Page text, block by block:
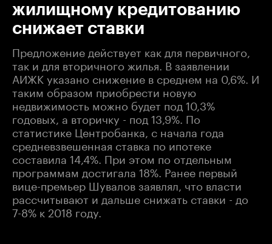
жилищному кредитованию
снижает ставки
Предложение действует как для первичного,
так и для вторичного жилья. В заявлении
АИЖК указано снижение в среднем на 0,6%. И
таким образом приобрести новую
недвижимость можно будет под 10,3%
годовых, а вторичку - под 13,9%. По
статистике Центробанка, с начала года
средневзвешенная ставка по ипотеке
составила 14,4%. При этом по отдельным
программам достигала 18%. Ранее первый
вице-премьер Шувалов заявлял, что власти
рассчитывают и дальше снижать ставки - до
7-8% к 2018 году.